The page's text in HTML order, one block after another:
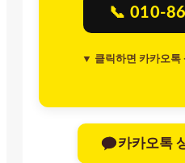
📞 010-
▼ 클릭하면 카카오톡
카카오톡